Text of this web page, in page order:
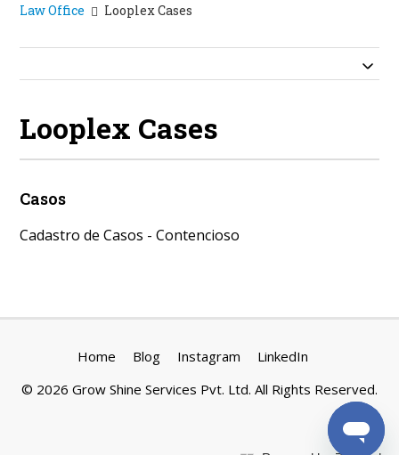
Law Office Looplex Cases
Looplex Cases
Casos
Cadastro de Casos - Contencioso
Home Blog Instagram
LinkedIn
© 2026 Grow Shine Services Pvt. Ltd. All Rights Reserved.